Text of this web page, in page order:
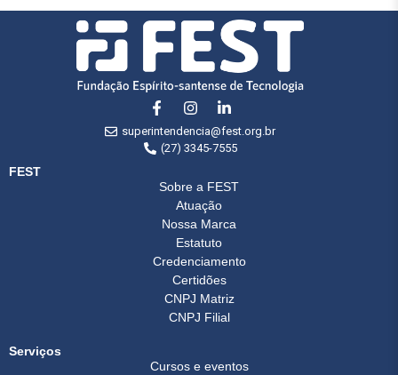
superintendencia@fest.org.br
(27) 3345-7555
FEST
Sobre a FEST
Atuação
Nossa Marca
Estatuto
Credenciamento
Certidões
CNPJ Matriz
CNPJ Filial
Serviços
Cursos e eventos